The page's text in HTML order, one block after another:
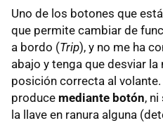
Uno de los botones que
que permite cambiar de
a bordo (Trip), y no me ha
abajo y tenga que desviar
posición correcta al volante.
produce mediante botón,
la llave en ranura alguna